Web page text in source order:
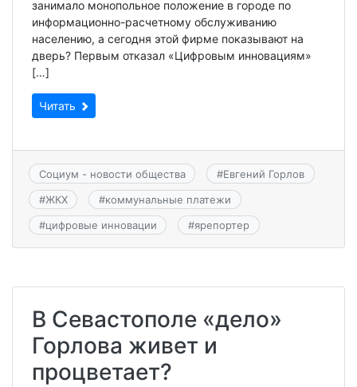
занимало монопольное положение в городе по
информационно-расчетному обслуживанию
населению, а сегодня этой фирме показывают на
дверь? Первым отказал «Цифровым инновациям»
[…]
Читать
Социум - новости общества #Евгений Горлов
#ЖКХ #коммунальные платежи
#цифровые инновации #ярепортер
В Севастополе «дело»
Горлова живет и
процветает?